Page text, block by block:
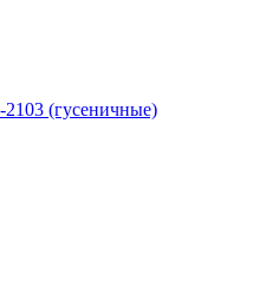
(гусеничные)